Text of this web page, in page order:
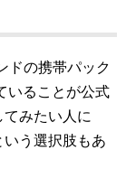
ドの携帯パック
いることが公式
みたい人に
う選択肢もあ